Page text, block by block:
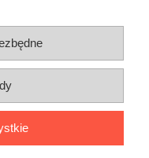
Językowa 2025
91-042 Łódź |